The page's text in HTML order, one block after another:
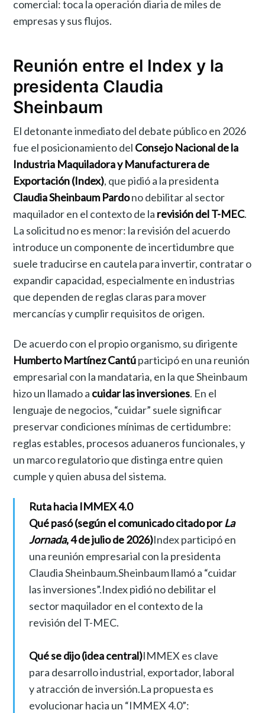
comercial: toca la operación diaria de miles de
empresas y sus flujos.
Reunión entre el Index y la
presidenta Claudia
Sheinbaum
El detonante inmediato del debate público en 2026
fue el posicionamiento del Consejo Nacional de la
Industria Maquiladora y Manufacturera de
Exportación (Index), que pidió a la presidenta
Claudia Sheinbaum Pardono debilitar al sector
maquilador en el contexto de la revisión del T-MEC.
La solicitud no es menor: la revisión del acuerdo
introduce un componente de incertidumbre que
suele traducirse en cautela para invertir, contratar o
expandir capacidad, especialmente en industrias
que dependen de reglas claras para mover
mercancías y cumplir requisitos de origen.
De acuerdo con el propio organismo, su dirigente
Humberto Martínez Cantúparticipó en una reunión
empresarial con la mandataria, en la que Sheinbaum
hizo un llamado a cuidar las inversiones. En el
lenguaje de negocios, “cuidar” suele significar
preservar condiciones mínimas de certidumbre:
reglas estables, procesos aduaneros funcionales, y
un marco regulatorio que distinga entre quien
cumple y quien abusa del sistema.
Ruta hacia IMMEX 4.0
Qué pasó (según el comunicado citado porLa
Jornada, 4 de julio de 2026)Index participó en
una reunión empresarial con la presidenta
Claudia Sheinbaum.Sheinbaum llamó a “cuidar
las inversiones”.Index pidió no debilitar el
sector maquilador en el contexto de la
revisión del T-MEC.
Qué se dijo (idea central)IMMEX es clave
para desarrollo industrial, exportador, laboral
y atracción de inversión.La propuesta es
evolucionar hacia un “IMMEX 4.0”: